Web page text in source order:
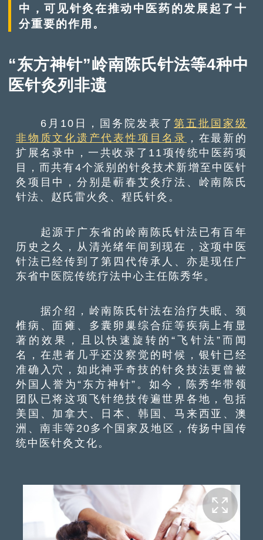
中，可见针灸在推动中医药的发展起了十
分重要的作用。
“东方神针”岭南陈氏针法等4种中
医针灸列非遗
6月10日，国务院发表了 第五批国家级
非物质文化遗产代表性项目名录 ，在最新的
扩展名录中，一共收录了11项传统中医药项
目，而共有4个派别的针灸技术新增至中医针
灸项目中，分别是蔪春艾灸疗法、岭南陈氏
针法、赵氏雷火灸、程氏针灸。
起源于广东省的岭南陈氏针法已有百年
历史之久，从清光绪年间到现在，这项中医
针法已经传到了第四代传承人、亦是现任广
东省中医院传统疗法中心主任陈秀华。
据介绍，岭南陈氏针法在治疗失眠、颈
椎病、面瘫、多囊卵巢综合症等疾病上有显
著的效果，且以快速旋转的“飞针法”而闻
名，在患者几乎还没察觉的时候，银针已经
准确入穴，如此神乎奇技的针灸技法更曾被
外国人誉为“东方神针”。如今，陈秀华带领
团队已将这项飞针绝技传遍世界各地，包括
美国、加拿大、日本、韩国、马来西亚、澳
洲、南非等20多个国家及地区，传扬中国传
统中医针灸文化。